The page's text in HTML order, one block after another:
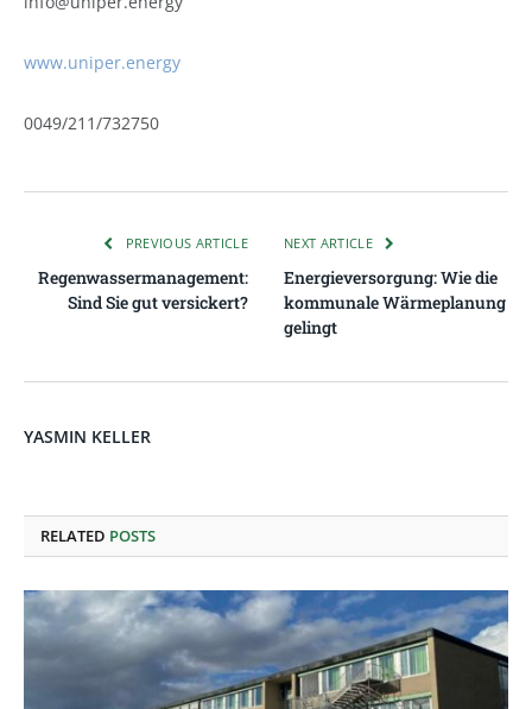
www.uniper.energy
0049/211/732750
PREVIOUS ARTICLE
Regenwassermanagement:
Sind Sie gut versickert?
NEXT ARTICLE
Energieversorgung: Wie die
kommunale Wärmeplanung
gelingt
YASMIN KELLER
RELATED POSTS